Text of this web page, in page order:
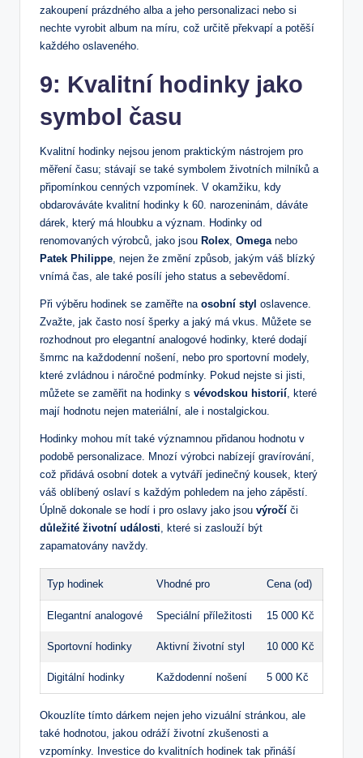
zakoupení prázdného alba a jeho personalizaci nebo si
nechte vyrobit album na míru, což určitě překvapí a potěší
každého oslaveného.
9: Kvalitní hodinky jako
symbol času
Kvalitní hodinky nejsou jenom praktickým nástrojem pro
měření času; stávají se také symbolem životních milníků a
připomínkou cenných vzpomínek. V okamžiku, kdy
obdarováváte kvalitní hodinky k 60. narozeninám, dáváte
dárek, který má hloubku a význam. Hodinky od
renomovaných výrobců, jako jsou Rolex, Omeganebo
Patek Philippe, nejen že změní způsob, jakým váš blízký
vnímá čas, ale také posílí jeho status a sebevědomí.
Při výběru hodinek se zaměřte na osobní styl oslavence.
Zvažte, jak často nosí šperky a jaký má vkus. Můžete se
rozhodnout pro elegantní analogové hodinky, které dodají
šmrnc na každodenní nošení, nebo pro sportovní modely,
které zvládnou i náročné podmínky. Pokud nejste si jisti,
můžete se zaměřit na hodinky s vévodskou historií, které
mají hodnotu nejen materiální, ale i nostalgickou.
Hodinky mohou mít také významnou přidanou hodnotu v
podobě personalizace. Mnozí výrobci nabízejí gravírování,
což přidává osobní dotek a vytváří jedinečný kousek, který
váš oblíbený oslaví s každým pohledem na jeho zápěstí.
Úplně dokonale se hodí i pro oslavy jako jsou výročí či
důležité životní události, které si zaslouží být
zapamatovány navždy.
Typ hodinek Vhodné pro Cena (od)
Elegantní analogové Speciální příležitosti 15 000 Kč
Sportovní hodinky Aktivní životní styl 10 000 Kč
Digitální hodinky Každodenní nošení 5 000 Kč
Okouzlíte tímto dárkem nejen jeho vizuální stránkou, ale
také hodnotou, jakou odráží životní zkušenosti a
vzpomínky. Investice do kvalitních hodinek tak přináší